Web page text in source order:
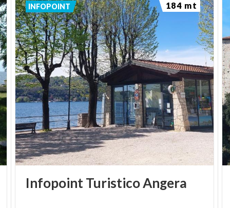
visiteurs de la province deVarèseet de la région de
Lombardie.
InfopointTuristicoAngera
INFOPOINT 184 mt